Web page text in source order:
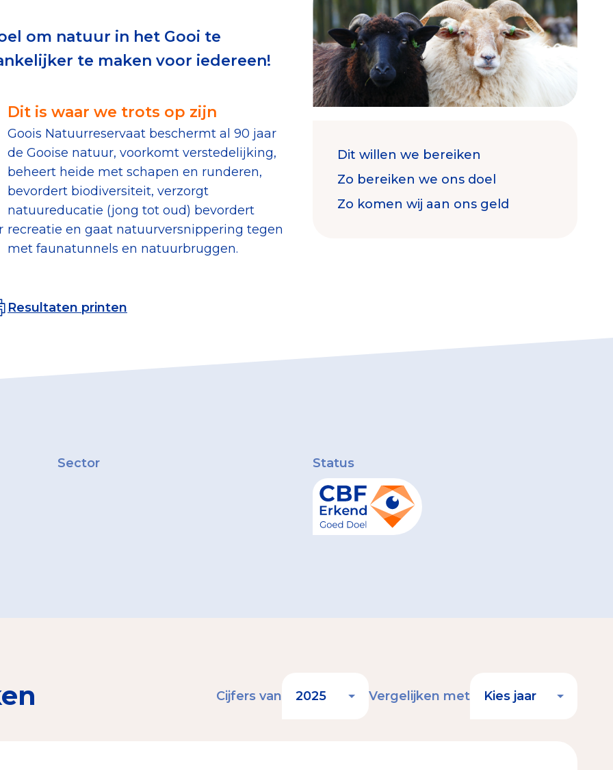
goede doelen
Contact & Signalen
om natuur in het Gooi te
te maken voor iedereen!
Dit is waar we trots op zijn
Goois Natuurreservaat beschermt al 90 jaar
de Gooise natuur, voorkomt verstedelijking,
beheert heide met schapen en runderen,
bevordert biodiversiteit, verzorgt
natuureducatie (jong tot oud) bevordert
recreatie en gaat natuurversnippering tegen
met faunatunnels en natuurbruggen.
Resultaten printen
Dit willen we bereiken
Zo bereiken we ons doel
Zo komen wij aan ons geld
Sector Status
Cijfers van Vergelijken met